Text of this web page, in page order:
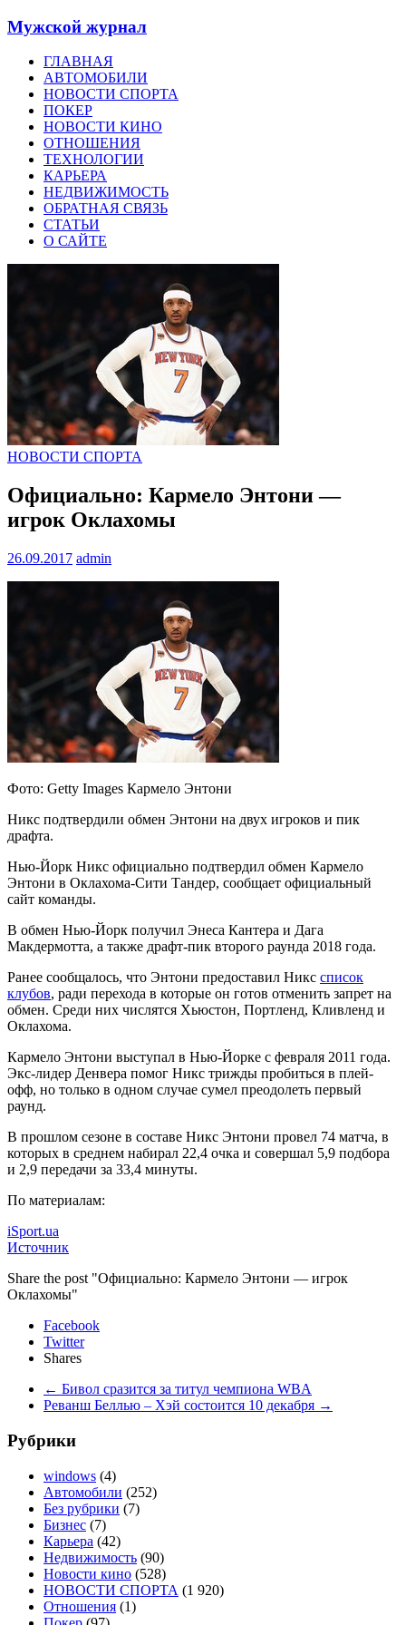
Мужской журнал
ГЛАВНАЯ
АВТОМОБИЛИ
НОВОСТИ СПОРТА
ПОКЕР
НОВОСТИ КИНО
ОТНОШЕНИЯ
ТЕХНОЛОГИИ
КАРЬЕРА
НЕДВИЖИМОСТЬ
ОБРАТНАЯ СВЯЗЬ
СТАТЬИ
О САЙТЕ
НОВОСТИ СПОРТА
Официально: Кармело Энтони —
игрок Оклахомы
26.09.2017 admin
Фото: Getty Images Кармело Энтони
Никс подтвердили обмен Энтони на двух игроков и пик
драфта.
Нью-Йорк Никс официально подтвердил обмен Кармело
Энтони в Оклахома-Сити Тандер, сообщает официальный
сайт команды.
В обмен Нью-Йорк получил Энеса Кантера и Дага
Макдермотта, а также драфт-пик второго раунда 2018 года.
Ранее сообщалось, что Энтони предоставил Никс список
клубов, ради перехода в которые он готов отменить запрет на
обмен. Среди них числятся Хьюстон, Портленд, Кливленд и
Оклахома.
Кармело Энтони выступал в Нью-Йорке с февраля 2011 года.
Экс-лидер Денвера помог Никс трижды пробиться в плей-
офф, но только в одном случае сумел преодолеть первый
раунд.
В прошлом сезоне в составе Никс Энтони провел 74 матча, в
которых в среднем набирал 22,4 очка и совершал 5,9 подбора
и 2,9 передачи за 33,4 минуты.
По материалам:
iSport.ua
Источник
Share the post "Официально: Кармело Энтони — игрок
Оклахомы"
Facebook
Twitter
Shares
← Бивол сразится за титул чемпиона WBA
Реванш Беллью – Хэй состоится 10 декабря →
Рубрики
windows (4)
Автомобили (252)
Без рубрики (7)
Бизнес (7)
Карьера (42)
Недвижимость (90)
Новости кино (528)
НОВОСТИ СПОРТА (1 920)
Отношения (1)